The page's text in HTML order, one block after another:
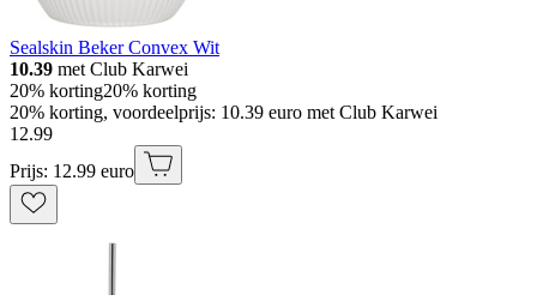
Sealskin Beker Convex Wit
10.39 met Club Karwei
20% korting20% korting
20% korting, voordeelprijs: 10.39 euro met Club Karwei
12.99
Prijs: 12.99 euro